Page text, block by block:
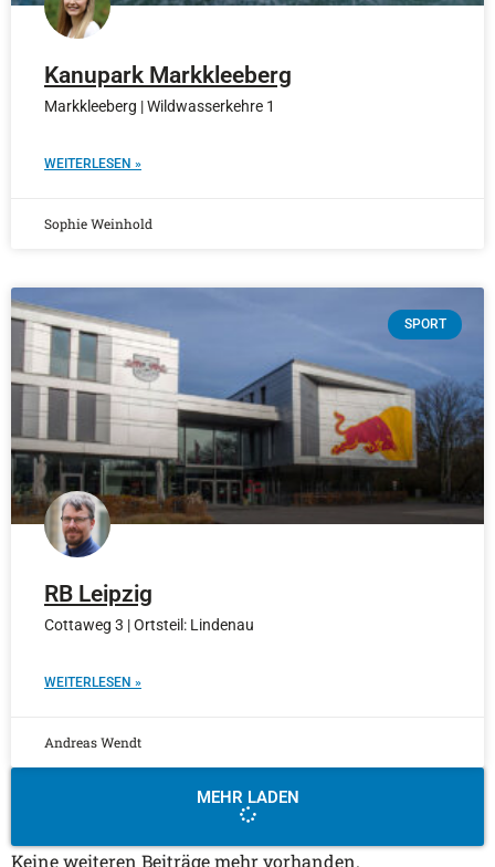
Kanupark Markkleeberg
Markkleeberg | Wildwasserkehre 1
WEITERLESEN »
Sophie Weinhold
SPORT
RB Leipzig
Cottaweg 3 | Ortsteil: Lindenau
WEITERLESEN »
Andreas Wendt
MEHR LADEN
Keine weiteren Beiträge mehr vorhanden.